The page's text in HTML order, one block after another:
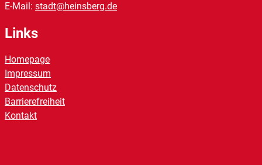
E-Mail: stadt@heinsberg.de
Links
Homepage
Impressum
Datenschutz
Barrierefreiheit
Kontakt